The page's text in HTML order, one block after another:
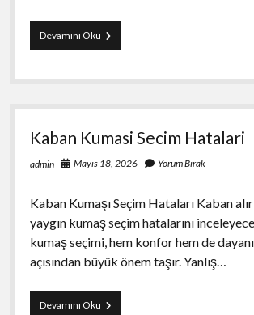
Devamını OkuAi
Trading
For
Professionals
Kaban Kumasi Secim Hatalari
admin Mayıs 18, 2026 Yorum Bırak
Kaban Kumaşı Seçim Hataları Kaban
yaygın kumaş seçim hatalarını
kumaş seçimi, hem konfor hem de
açısından büyük önem taşır. Yanlış…
Devamını OkuKaban